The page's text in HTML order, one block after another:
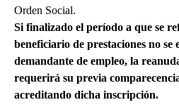
Orden Social.
Si finalizado el período a que se
beneficiario de prestaciones no
demandante de empleo, la
requerirá su previa
acreditando dicha inscripción.